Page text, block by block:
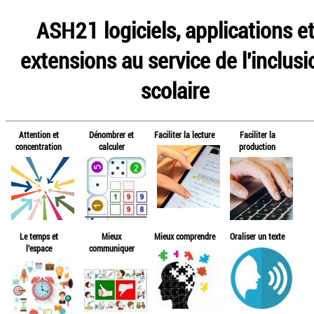
ASH21 logiciels, applications et
extensions au service de
scolaire
Attention et
concentration
Dénombrer et
calculer
Faciliter la lecture
Faciliter la
production
Le temps et
l'espace
Mieux
communiquer
Mieux comprendre Oraliser un texte